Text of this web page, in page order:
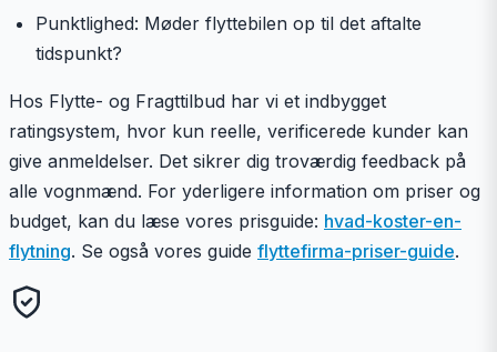
Punktlighed: Møder flyttebilen op til det aftalte
tidspunkt?
Hos Flytte- og Fragttilbud har vi et indbygget
ratingsystem, hvor kun reelle, verificerede kunder kan
give anmeldelser. Det sikrer dig troværdig feedback på
alle vognmænd. For yderligere information om priser og
budget, kan du læse vores prisguide: hvad-koster-en-
flytning. Se også vores guide flyttefirma-priser-guide.